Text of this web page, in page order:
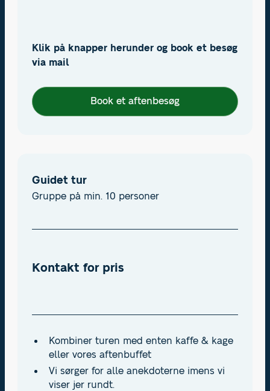
Klik på knapper herunder og book et besøg
via mail
Book et aftenbesøg
Guidet tur
Gruppe på min. 10 personer
Kontakt for pris
Kombiner turen med enten kaffe & kage
eller vores aftenbuffet
Vi sørger for alle anekdoterne imens vi
viser jer rundt.